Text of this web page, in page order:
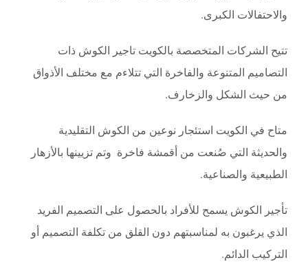
والاحتفالات الكبرى.
تتيح الشركات المتخصصة بالكويت تاجير الكوش ذات
التصاميم المتنوعة والفاخرة التي تتلاءم مع مختلف الأذواق
من حيث الشكل والزخارف.
متاح في الكويت استئجار نوعين من الكوش التقليدية
والحديثة التي صُنعت من أقمشة فاخرة وتم تزيينها بالأزهار
الطبيعية والصناعية.
تأجير الكوش يسمح للأفراد بالحصول على التصميم الفريد
الذي يرغبون به لمناسبتهم دون القلق من تكلفة التصميم أو
التركيب الدائم.